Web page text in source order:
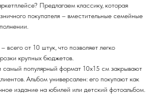
Предлагаем классику, которая
покупателя – вместительные семейные
от 10 штук, что позволяет легко
крупных бюджетов.
популярный формат 10х15 см закрывают
Альбом универсален: его покупают как
издание на юбилей или детский фотоальбом.